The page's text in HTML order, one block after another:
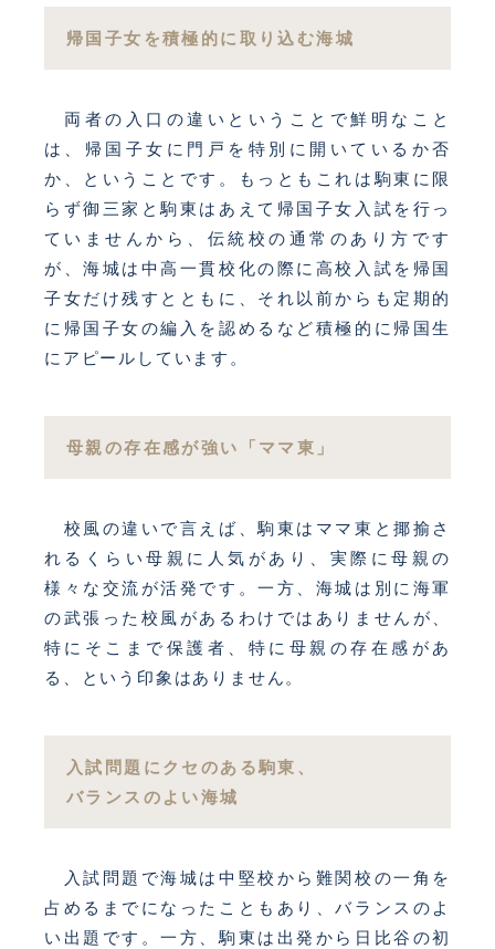
帰国子女を積極的に取り込む海城
両者の入口の違いということで鮮明なこと
は、帰国子女に門戸を特別に開いているか否
か、ということです。もっともこれは駒東に限
らず御三家と駒東はあえて帰国子女入試を行っ
ていませんから、伝統校の通常のあり方です
が、海城は中高一貫校化の際に高校入試を帰国
子女だけ残すとともに、それ以前からも定期的
に帰国子女の編入を認めるなど積極的に帰国生
にアピールしています。
母親の存在感が強い「ママ東」
校風の違いで言えば、駒東はママ東と揶揄さ
れるくらい母親に人気があり、実際に母親の
様々な交流が活発です。一方、海城は別に海軍
の武張った校風があるわけではありませんが、
特にそこまで保護者、特に母親の存在感があ
る、という印象はありません。
入試問題にクセのある駒東、
バランスのよい海城
入試問題で海城は中堅校から難関校の一角を
占めるまでになったこともあり、バランスのよ
い出題です。一方、駒東は出発から日比谷の初